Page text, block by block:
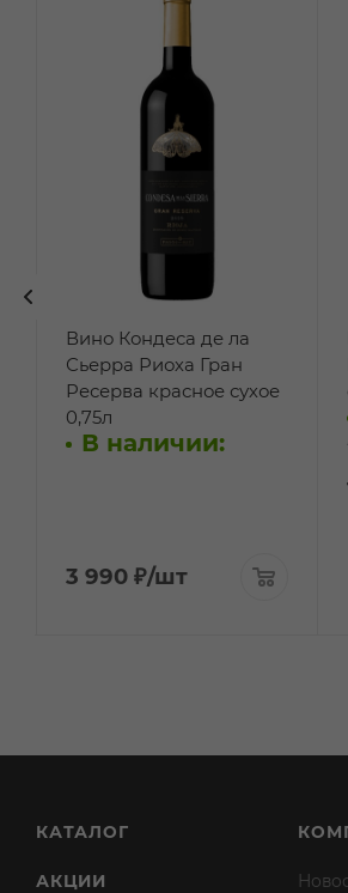
Вино Кондеса де ла
Сьерра Риоха Гран
Ресерва красное сухое
0,75л
В наличии:
3 990₽/шт
КАТАЛОГ
АКЦИИ